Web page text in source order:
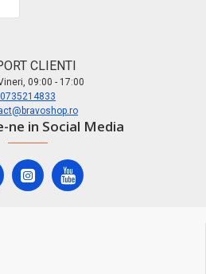
CLIENTI
09:00 - 17:00
0735214833
ne in Social Media